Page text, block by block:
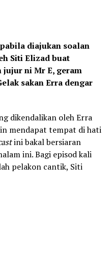
diajukan soalan
Siti Elizad buat
ni Mr E, geram
sakan Erra dengar
dikendalikan oleh Erra
mendapat tempat di hati
ini bakal bersiaran
ini. Bagi episod kali
pelakon cantik, Siti